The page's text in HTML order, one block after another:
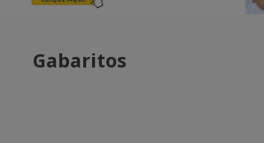
Gabaritos